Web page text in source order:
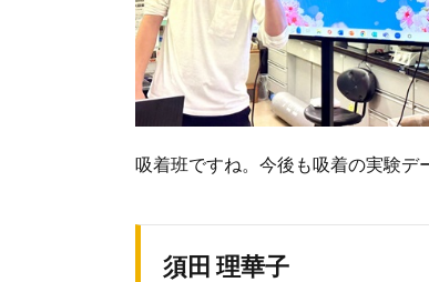
吸着班ですね。今後も吸着の実験デ
須田 理華子